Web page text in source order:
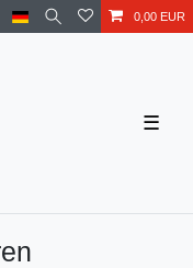
0,00 EUR
☰